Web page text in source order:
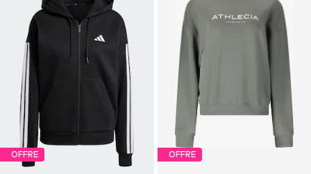
OFFRE OFFRE